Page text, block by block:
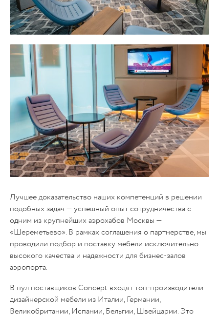
Лучшее доказательство наших компетенций в решении
подобных задач — успешный опыт сотрудничества с
одним из крупнейших аэрохабов Москвы —
«Шереметьево». В рамках соглашения о партнерстве, мы
проводили подбор и поставку мебели исключительно
высокого качества и надежности для бизнес-залов
аэропорта.
В пул поставщиков Concept входят топ-производители
дизайнерской мебели из Италии, Германии,
Великобритании, Испании, Бельгии, Швейцарии. Это